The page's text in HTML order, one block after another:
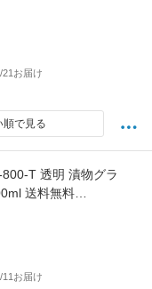
NODAHORO 琺瑯 日
料
お届け
順で見る
T 透明 漬物グラ
送料無料
お届け